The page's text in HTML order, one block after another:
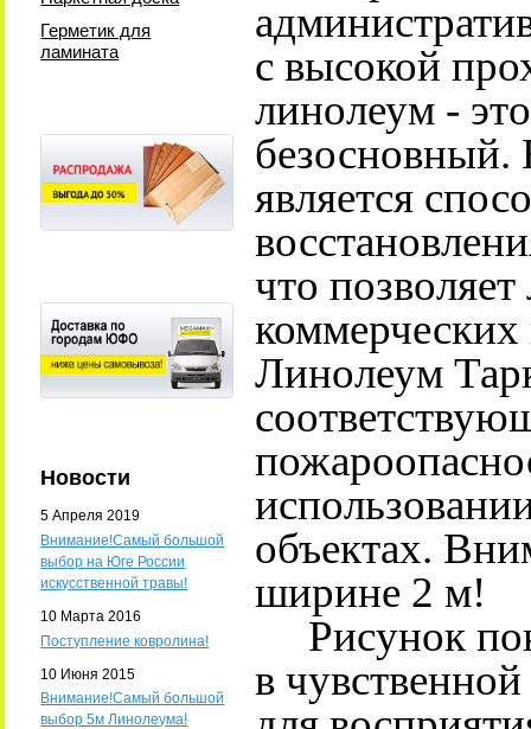
Герметик для
ламината
Новости
5 Апреля 2019
Внимание!Самый большой
выбор на Юге России
искусственной травы!
10 Марта 2016
Поступление ковролина!
10 Июня 2015
Внимание!Самый большой
выбор 5м Линолеума!
с высокой
линолеум -
безосновный.
является
что
Линолеум
объектах.
ширине 2 м!
Рисунок
в